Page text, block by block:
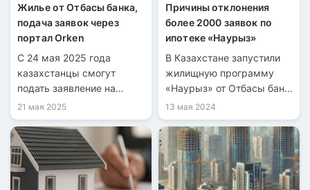
Жилье от Отбасы банка,
подача заявок через
портал Orken
С 24 мая 2025 года
казахстанцы смогут
подать заявление на
постановку в очередь на
жилье.
21 мая 2025
Причины отклонения
более 2000 заявок по
ипотеке «Наурыз»
В Казахстане запустили
жилищную программу
«Наурыз» от Отбасы банк,
по которой приняли около
9000 заявок.
13 мая 2024